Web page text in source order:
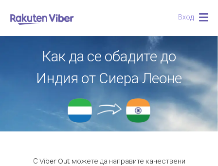
Вход
Как да се обадите до
Индия от Сиера Леоне
С Viber Out можете да направите качествени